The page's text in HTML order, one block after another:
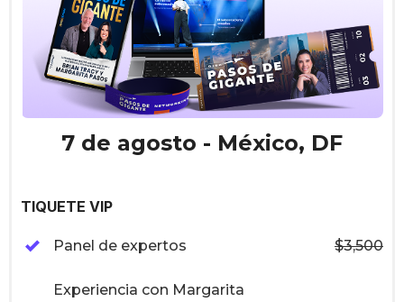
7 de agosto - México, DF
TIQUETE VIP
Panel de expertos $3,500
Experiencia con Margarita